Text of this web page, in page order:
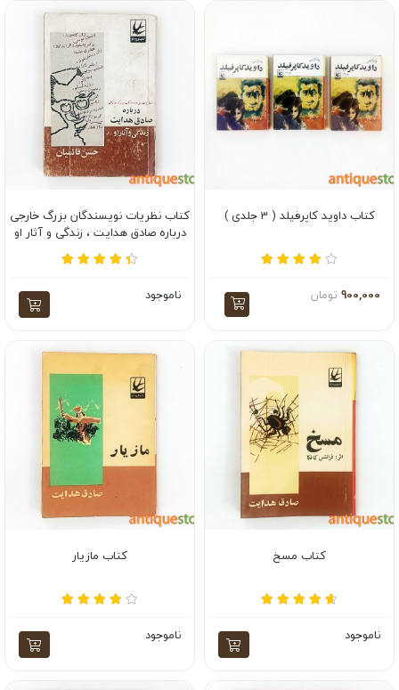
کتاب داوید کاپرفیلد ( 3 جلدی )
900,000 تومان
کتاب نظریات نویسندگان بزرگ خارجی
درباره صادق هدایت ، زندگی و آثار او
ناموجود
کتاب مسخ
ناموجود
کتاب مازیار
ناموجود